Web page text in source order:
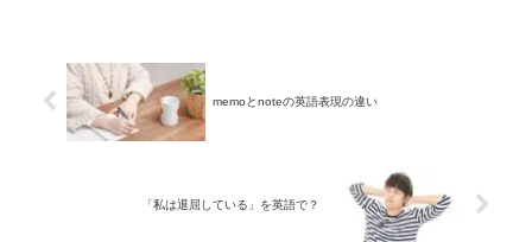
memoとnoteの英語表現の違い
「私は退屈している」を英語で？